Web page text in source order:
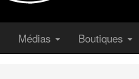
(courant)
Médias Boutiques